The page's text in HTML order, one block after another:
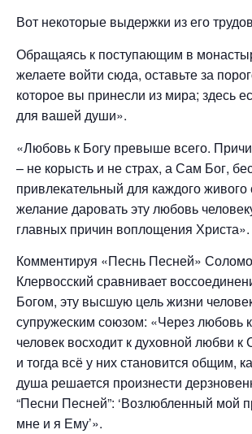
Вот некоторые выдержки из его
Обращаясь к поступающим в
желаете войти сюда, оставьте за
которое вы принесли из мира; здесь
для вашей души».
«Любовь к Богу превыше всего.
– не корысть и не страх, а Сам Бог,
привлекательный для каждого
желание даровать эту любовь
главных причин воплощения Христа».
Комментируя «Песнь Песней»
Клервосский сравнивает
Богом, эту высшую цель жизни
супружеским союзом: «Через любовь
человек восходит к духовной любви к
и тогда всё у них становится общим,
душа решается произнести
“Песни Песней”: ‘Возлюбленный мой
мне и я Ему’».